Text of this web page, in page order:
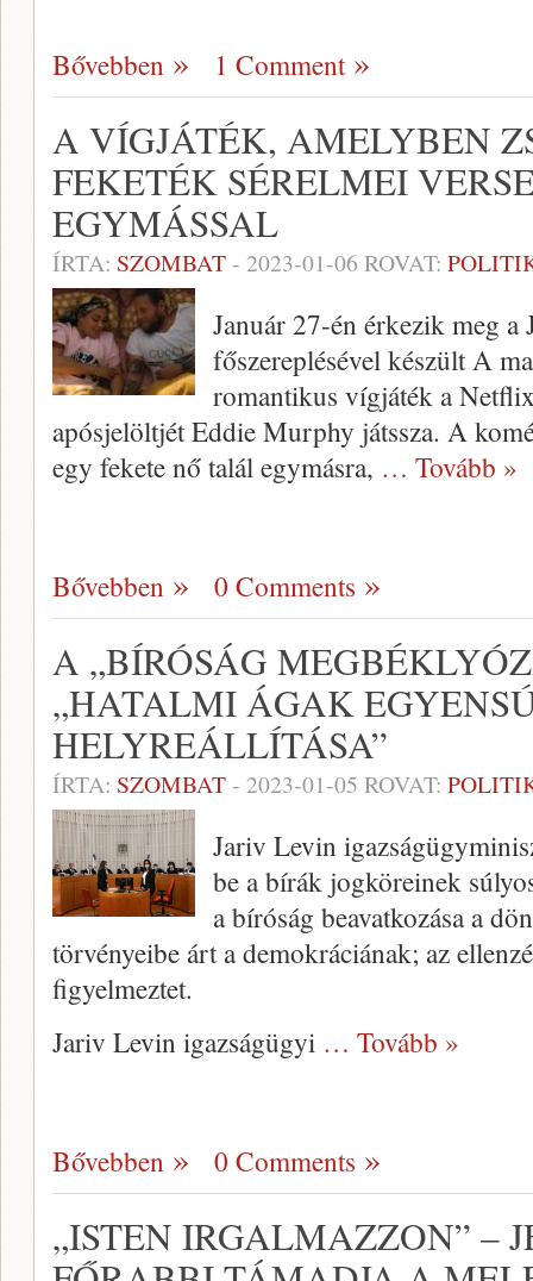
Bővebben 1 Comment
A VÍGJÁTÉK, AMELYBEN
FEKETÉK SÉRELMEI
EGYMÁSSAL
ÍRTA: SZOMBAT- 2023-01-06 ROVAT:
Január 27-én érkezik meg
főszereplésével készült A
romantikus vígjáték a
apósjelöltjét Eddie Murphy játssza. A
egy fekete nő talál egymásra, … Tovább »
Bővebben 0 Comments
A „BÍRÓSÁG
„HATALMI ÁGAK
HELYREÁLLÍTÁSA”
ÍRTA: SZOMBAT- 2023-01-05 ROVAT:
Jariv Levin
be a bírák jogköreinek
a bíróság beavatkozása a
törvényeibe árt a demokráciának; az
figyelmeztet.
Jariv Levin igazságügyi … Tovább »
Bővebben 0 Comments
„ISTEN IRGALMAZZON” –